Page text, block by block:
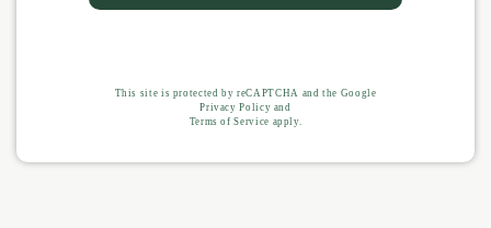
【個人情報の利用目的】
This site is protected by reCAPTCHA and the Google
Privacy Policy and
Terms of Service apply.